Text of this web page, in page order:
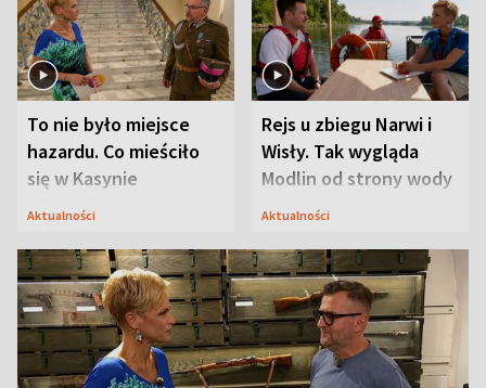
To nie było miejsce
hazardu. Co mieściło
się w Kasynie
Oficerskim?
Aktualności
Rejs u zbiegu Narwi i
Wisły. Tak wygląda
Modlin od strony wody
Aktualności